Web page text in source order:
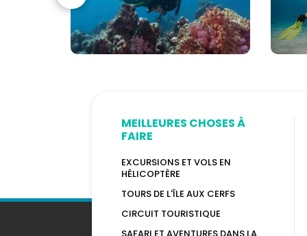
CMAS
MEILLEURES CHOSES À
FAIRE
EXCURSIONS ET VOLS EN
HÉLICOPTÈRE
TOURS DE L'ÎLE AUX CERFS
CIRCUIT TOURISTIQUE